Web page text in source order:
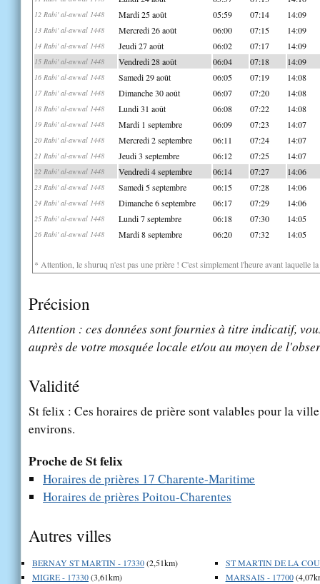
12 Rabi' al-awwal 1448 Mardi 25 août 05:59 07:14 14:09
13 Rabi' al-awwal 1448 Mercredi 26 août 06:00 07:15 14:09
14 Rabi' al-awwal 1448 Jeudi 27 août 06:02 07:17 14:09
15 Rabi' al-awwal 1448 Vendredi 28 août 06:04 07:18 14:09
16 Rabi' al-awwal 1448 Samedi 29 août 06:05 07:19 14:08
17 Rabi' al-awwal 1448 Dimanche 30 août 06:07 07:20 14:08
18 Rabi' al-awwal 1448 Lundi 31 août 06:08 07:22 14:08
19 Rabi' al-awwal 1448 Mardi 1 septembre 06:09 07:23 14:07
20 Rabi' al-awwal 1448 Mercredi 2 septembre 06:11 07:24 14:07
21 Rabi' al-awwal 1448 Jeudi 3 septembre 06:12 07:25 14:07
22 Rabi' al-awwal 1448 Vendredi 4 septembre 06:14 07:27 14:06
23 Rabi' al-awwal 1448 Samedi 5 septembre 06:15 07:28 14:06
24 Rabi' al-awwal 1448 Dimanche 6 septembre 06:17 07:29 14:06
25 Rabi' al-awwal 1448 Lundi 7 septembre 06:18 07:30 14:05
26 Rabi' al-awwal 1448 Mardi 8 septembre 06:20 07:32 14:05
* Attention, le shuruq n'est pas une prière ! C'est simplement l'heure avant laquelle
Précision
Attention : ces données sont fournies à titre indicatif,
auprès de votre mosquée locale et/ou au moyen de
Validité
St felix : Ces horaires de prière sont valables pour la
environs.
Proche de St felix
Horaires de prières 17 Charente-Maritime
Horaires de prières Poitou-Charentes
Autres villes
BERNAY ST MARTIN - 17330(2,51km)
MIGRE - 17330(3,61km)
ST MARTIN DE LA
MARSAIS - 17700